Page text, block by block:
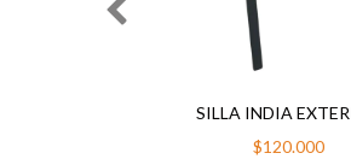
SILLA INDIA
$120.000